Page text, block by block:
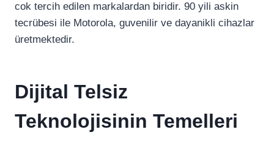
cok tercih edilen markalardan biridir. 90 yili askin
tecrübesi ile Motorola, guvenilir ve dayanikli cihazlar
üretmektedir.
Dijital Telsiz
Teknolojisinin Temelleri